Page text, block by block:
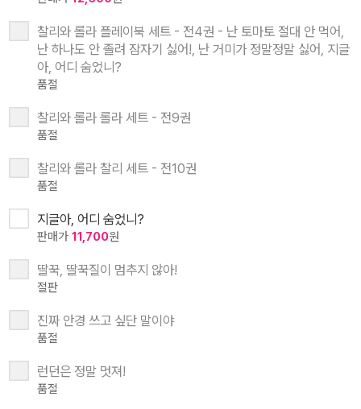
찰리와 롤라 플레이북 세트 - 전4권 - 난 토마토 절대 안 먹어,
난 하나도 안 졸려 잠자기 싫어!, 난 거미가 정말정말 싫어, 지글
아, 어디 숨었니?
품절
찰리와 롤라 롤라 세트 - 전9권
품절
찰리와 롤라 찰리 세트 - 전10권
품절
지글아, 어디 숨었니?
판매가 11,700원
딸꾹, 딸꾹질이 멈추지 않아!
절판
진짜 안경 쓰고 싶단 말이야
품절
런던은 정말 멋져!
품절